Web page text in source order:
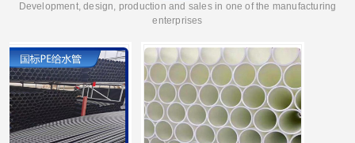
Development, design, production and sales in one of the manufacturing
enterprises